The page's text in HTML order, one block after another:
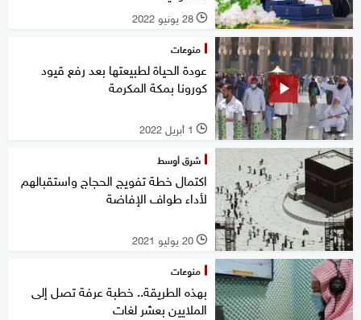
l 28 يونيو 2022
منوعات
عودة الحياة لطبيعتها بعد رفع قيود
كورونا بمكة المكرمة
l 1 أبريل 2022
شرق أوسط
اكتمال خطة تفويج الحجاج واستقبالهم
لأداء طواف الإفاضة
l 20 يوليو 2021
منوعات
بهذه الطريقة.. خطبة عرفة تصل إلى
الملايين بعشر لغات